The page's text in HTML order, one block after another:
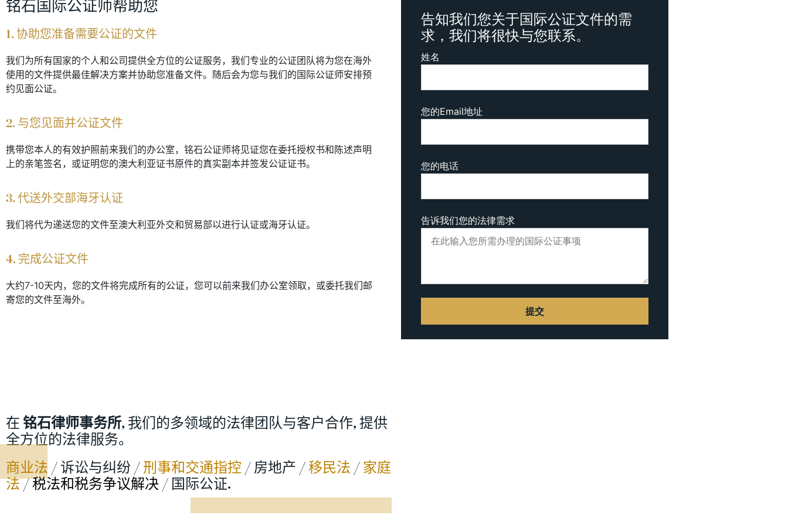
铭石国际公证师帮助您
1. 协助您准备需要公证的文件
我们为所有国家的个人和公司提供全方位的公证服务，我们专业的公证团队将为您在海外
使用的文件提供最佳解决方案并协助您准备文件。随后会为您与我们的国际公证师安排预
约见面公证。
2. 与您见面并公证文件
携带您本人的有效护照前来我们的办公室，铭石公证师将见证您在委托授权书和陈述声明
上的亲笔签名，或证明您的澳大利亚证书原件的真实副本并签发公证证书。
3. 代送外交部海牙认证
我们将代为递送您的文件至澳大利亚外交和贸易部以进行认证或海牙认证。
4. 完成公证文件
大约7-10天内，您的文件将完成所有的公证，您可以前来我们办公室领取，或委托我们邮
寄您的文件至海外。
告知我们您关于国际公证文件的需
求，我们将很快与您联系。
姓名
您的Email地址
您的电话
告诉我们您的法律需求
在 铭石律师事务所, 我们的多领域的法律团队与客户合作, 提供
全方位的法律服务。
商业法 / 诉讼与纠纷 / 刑事和交通指控 / 房地产 / 移民法 / 家庭
法 / 税法和税务争议解决 / 国际公证.